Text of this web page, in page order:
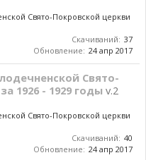
Свято-Покровской церкви
Скачиваний: 37
Обновление: 24 апр 2017
Свято-
1926 - 1929 годы v.2
Свято-Покровской церкви
Скачиваний: 40
Обновление: 24 апр 2017